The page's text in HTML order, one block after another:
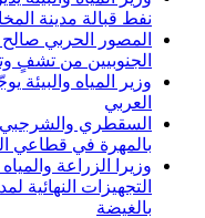
نفط قبالة مدينة المخا
المصور الحربي
الجنوبيين من تشفٍ
وزير المياه والبيئة
العربي
السقطري والشرجبي
بالمهرة في قطاعي
وزيرا الزراعة
التجهيزات النهائية
بالغيضة